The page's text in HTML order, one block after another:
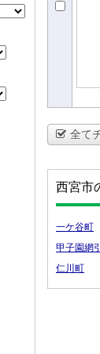
全て
西宮市
一ケ谷町
甲子園網
仁川町